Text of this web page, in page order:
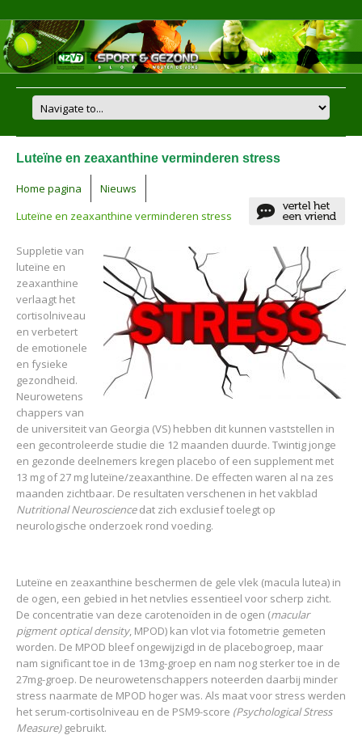
Luteïne en zeaxanthine verminderen stress
Home pagina
Nieuws
Luteïne en zeaxanthine verminderen stress
Suppletie van
luteïne en
zeaxanthine
verlaagt het
cortisolniveau
en verbetert
de emotionele
en fysieke
gezondheid.
Neurowetens
chappers van
de universiteit van Georgia (VS) hebben dit kunnen vaststellen in
een gecontroleerde studie die 12 maanden duurde. Twintig jonge
en gezonde deelnemers kregen placebo of een supplement met
13 mg of 27 mg luteïne/zeaxanthine. De effecten waren al na zes
maanden zichtbaar. De resultaten verschenen in het vakblad
Nutritional Neurosciencedat zich exclusief toelegt op
neurologische onderzoek rond voeding.
Luteïne en zeaxanthine beschermen de gele vlek (macula lutea) in
de ogen, een gebied in het netvlies essentieel voor scherp zicht.
De concentratie van deze carotenoïden in de ogen (macular
pigment optical density, MPOD) kan vlot via fotometrie gemeten
worden. De MPOD bleef ongewijzigd in de placebogroep, maar
nam significant toe in de 13mg-groep en nam nog sterker toe in de
27mg-groep. De neurowetenschappers noteerden daarbij minder
stress naarmate de MPOD hoger was. Als maat voor stress werden
het serum-cortisolniveau en de PSM9-score (Psychological Stress
Measure)gebruikt.